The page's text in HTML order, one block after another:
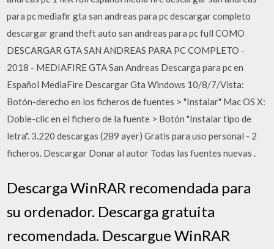
para pc mediafir gta san andreas para pc descargar completo
descargar grand theft auto san andreas para pc full COMO
DESCARGAR GTA SAN ANDREAS PARA PC COMPLETO -
2018 - MEDIAFIRE GTA San Andreas Descarga para pc en
Español MediaFire Descargar Gta Windows 10/8/7/Vista:
Botón-derecho en los ficheros de fuentes > "Instalar" Mac OS X:
Doble-clic en el fichero de la fuente > Botón "Instalar tipo de
letra". 3.220 descargas (289 ayer) Gratis para uso personal - 2
ficheros. Descargar Donar al autor Todas las fuentes nuevas .
Descarga WinRAR recomendada para
su ordenador. Descarga gratuita
recomendada. Descargue WinRAR